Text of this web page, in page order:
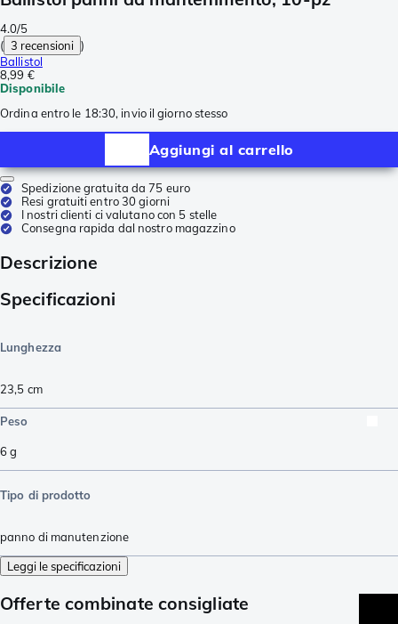
4.0/5
( 3 recensioni )
Ballistol
8,99 €
Disponibile
Ordina entro le 18:30, invio il giorno stesso
Aggiungi al carrello
Spedizione gratuita da 75 euro
Resi gratuiti entro 30 giorni
I nostri clienti ci valutano con 5 stelle
Consegna rapida dal nostro magazzino
Descrizione
Specificazioni
Lunghezza
23,5 cm
Peso
6g
Tipo di prodotto
panno di manutenzione
Leggi le specificazioni
Offerte combinate consigliate